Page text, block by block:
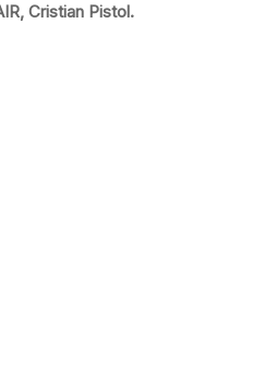
Cristian Pistol.